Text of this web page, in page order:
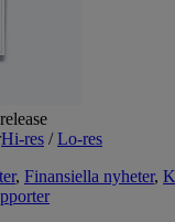
Hi-res /Lo-res
, Finansiella nyheter,